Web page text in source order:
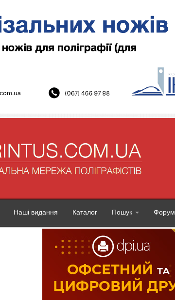
Наші видання Каталог Пошук Форум